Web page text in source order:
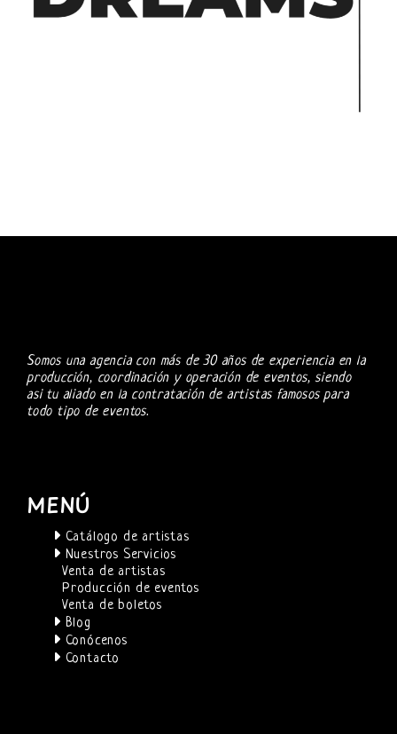
Somos una agencia con más de 30 años de experiencia en la
producción, coordinación y operación de eventos, siendo
asi tu aliado en la contratación de artistas famosos para
todo tipo de eventos.
MENÚ
Catálogo de artistas
Nuestros Servicios
Venta de artistas
Producción de eventos
Venta de boletos
Blog
Conócenos
Contacto